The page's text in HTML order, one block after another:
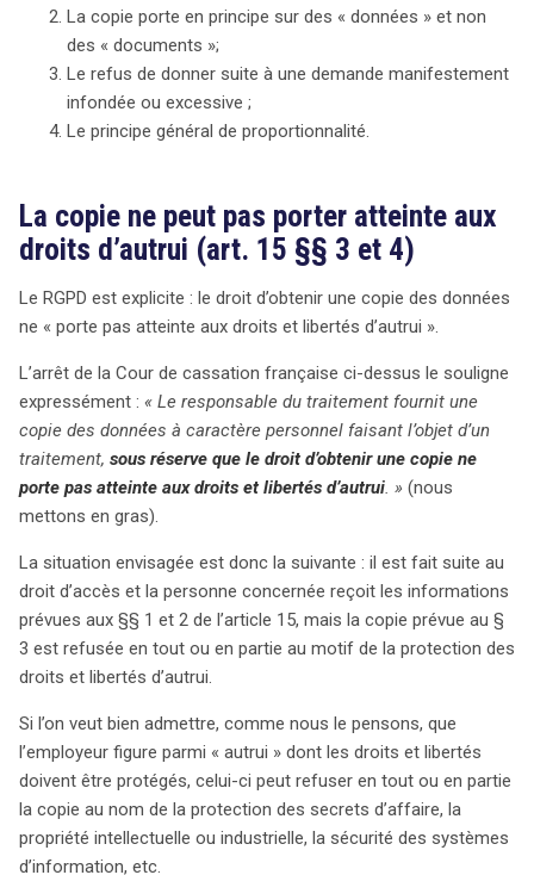
La copie porte en principe sur des « données » et non
des « documents »;
Le refus de donner suite à une demande manifestement
infondée ou excessive ;
Le principe général de proportionnalité.
La copie ne peut pas porter atteinte aux
droits d’autrui (art. 15 §§ 3 et 4)
Le RGPD est explicite : le droit d’obtenir une copie des données
ne « porte pas atteinte aux droits et libertés d’autrui ».
L’arrêt de la Cour de cassation française ci-dessus le souligne
expressément : « Le responsable du traitement fournit une
copie des données à caractère personnel faisant l’objet d’un
traitement, sous réserve que le droit d’obtenir une copie ne
porte pas atteinte aux droits et libertés d’autrui. » (nous
mettons en gras).
La situation envisagée est donc la suivante : il est fait suite au
droit d’accès et la personne concernée reçoit les informations
prévues aux §§ 1 et 2 de l’article 15, mais la copie prévue au §
3 est refusée en tout ou en partie au motif de la protection des
droits et libertés d’autrui.
Si l’on veut bien admettre, comme nous le pensons, que
l’employeur figure parmi « autrui » dont les droits et libertés
doivent être protégés, celui-ci peut refuser en tout ou en partie
la copie au nom de la protection des secrets d’affaire, la
propriété intellectuelle ou industrielle, la sécurité des systèmes
d’information, etc.